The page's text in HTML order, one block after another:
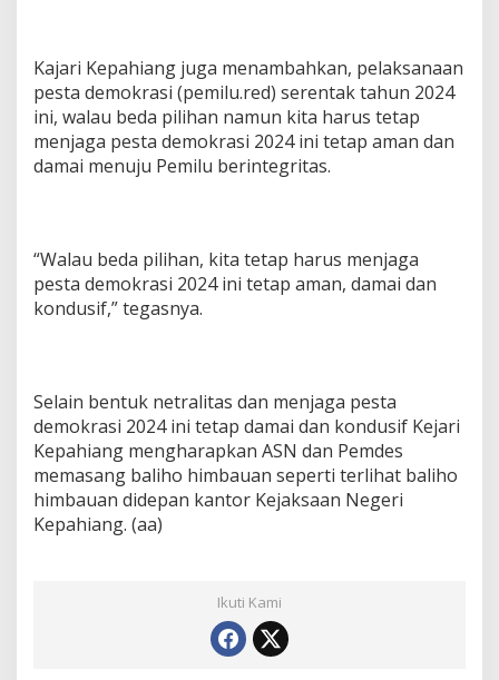
Kajari Kepahiang juga menambahkan, pelaksanaan
pesta demokrasi (pemilu.red) serentak tahun 2024
ini, walau beda pilihan namun kita harus tetap
menjaga pesta demokrasi 2024 ini tetap aman dan
damai menuju Pemilu berintegritas.
“Walau beda pilihan, kita tetap harus menjaga
pesta demokrasi 2024 ini tetap aman, damai dan
kondusif,” tegasnya.
Selain bentuk netralitas dan menjaga pesta
demokrasi 2024 ini tetap damai dan kondusif Kejari
Kepahiang mengharapkan ASN dan Pemdes
memasang baliho himbauan seperti terlihat baliho
himbauan didepan kantor Kejaksaan Negeri
Kepahiang. (aa)
Ikuti Kami